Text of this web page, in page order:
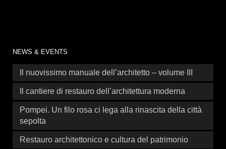
NEWS & EVENTS
Il nuovissimo manuale dell’architetto – volume III
Il cantiere di restauro dell’architettura moderna
Pompei. Un filo rosa ci lega alla rinascita della città
sepolta
Restauro architettonico e cultura del patrimonio